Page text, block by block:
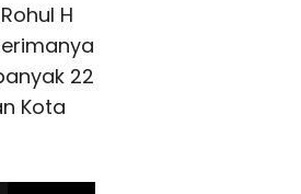
H
22
Kota